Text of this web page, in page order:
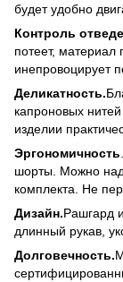
будет удобно
Контроль
потеет, материал
инепровоцирует
Деликатность.
капроновых
изделии
Эргономичность
шорты. Можно
комплекта. Не
Дизайн.Рашгард
длинный рукав,
Долговечность.